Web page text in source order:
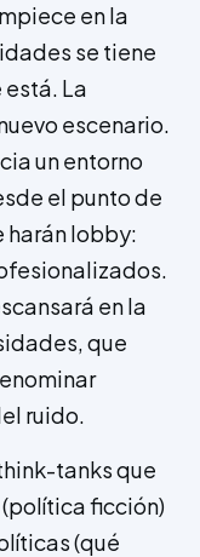
en la
se tiene
La
escenario.
un entorno
el punto de
harán lobby:
en la
que
ruido.
tanks que
ficción)
(qué